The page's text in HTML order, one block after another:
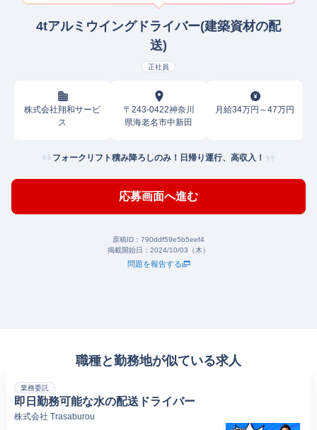
4tアルミウイングドライバー(建築資材の配
送)
正社員
株式会社翔和サービ
ス
〒243-0422神奈川
県海老名市中新田
月給34万円～47万円
フォークリフト積み降ろしのみ！日帰り運行、高収入！
応募画面へ進む
原稿ID： 790ddf59e5b5eef4
掲載開始日： 2024/10/03（木）
問題を報告する
職種と勤務地が似ている求人
業務委託
即日勤務可能な水の配送ドライバー
株式会社 Trasaburou